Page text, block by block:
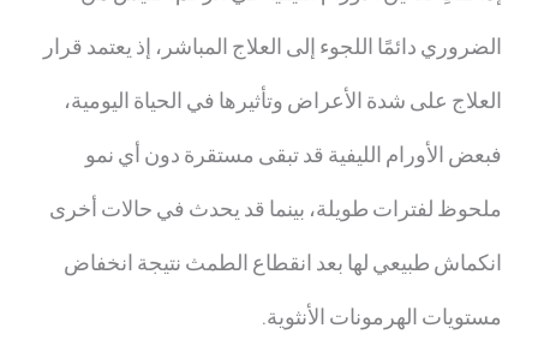
الضروري دائمًا اللجوء إلى العلاج المباشر، إذ يعتمد قرار
العلاج على شدة الأعراض وتأثيرها في الحياة اليومية،
فبعض الأورام الليفية قد تبقى مستقرة دون أي نمو
ملحوظ لفترات طويلة، بينما قد يحدث في حالات أخرى
انكماش طبيعي لها بعد انقطاع الطمث نتيجة انخفاض
مستويات الهرمونات الأنثوية.